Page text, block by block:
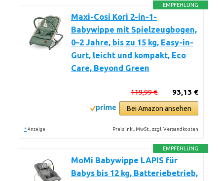
EMPFEHLUNG
Maxi-Cosi Kori 2-in-1-
Babywippe mit Spielzeugbogen,
0–2 Jahre, bis zu 15 kg, Easy-in-
Gurt, leicht und kompakt, Eco
Care, Beyond Green
93,13 €
119,99 €
Bei Amazon ansehen
* Anzeige Preis inkl. MwSt., zzgl. Versandkosten
EMPFEHLUNG
MoMi Babywippe LAPIS für
Babys bis 12 kg, Batteriebetrieb,